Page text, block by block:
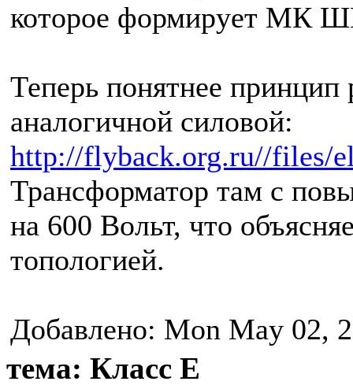
которое формирует МК
Теперь понятнее
аналогичной силовой:
http://flyback.org.ru//files/
Трансформатор там с
на 600 Вольт, что
топологией.
Добавлено: Mon May 02,
тема: Класс Е